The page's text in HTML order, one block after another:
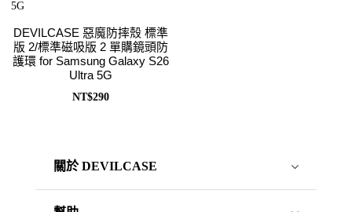
DEVILCASE 惡魔防摔殼 標準
版 2/標準磁吸版 2 單購鏡頭防
護環 for Samsung Galaxy S26
Ultra 5G
NT$290
關於 DEVILCASE